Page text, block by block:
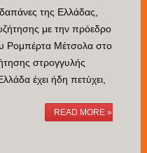
της Ελλάδας,
με την πρόεδρο
Ρομπέρτα Μέτσολα στο
στρογγυλής
έχει ήδη πετύχει,
READ MORE »